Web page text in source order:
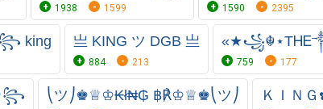
1938 1599 1590 2395
king 亗 KING ツ DGB 亗
884 213 759 177
⎝ツ⎠♚♕♔₭ł₦₲ ฿℟♔♕♚⎝ツ⎠ ＫＩＮ